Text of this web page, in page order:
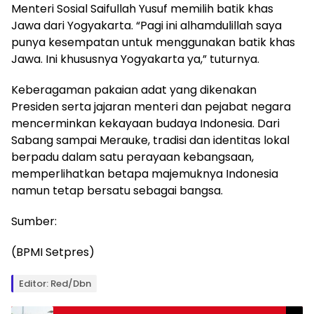
Menteri Sosial Saifullah Yusuf memilih batik khas
Jawa dari Yogyakarta. “Pagi ini alhamdulillah saya
punya kesempatan untuk menggunakan batik khas
Jawa. Ini khususnya Yogyakarta ya,” tuturnya.
Keberagaman pakaian adat yang dikenakan
Presiden serta jajaran menteri dan pejabat negara
mencerminkan kekayaan budaya Indonesia. Dari
Sabang sampai Merauke, tradisi dan identitas lokal
berpadu dalam satu perayaan kebangsaan,
memperlihatkan betapa majemuknya Indonesia
namun tetap bersatu sebagai bangsa.
Sumber:
(BPMI Setpres)
Editor: Red/Dbn